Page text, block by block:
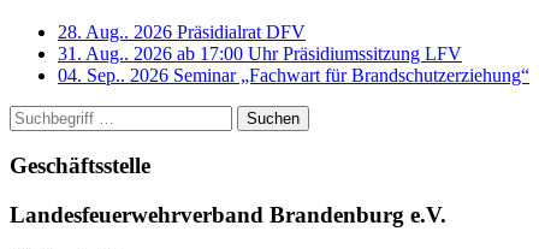
28. Aug.. 2026 Präsidialrat DFV
31. Aug.. 2026 ab 17:00 Uhr Präsidiumssitzung LFV
04. Sep.. 2026 Seminar „Fachwart für Brandschutzerziehung“
Suchen
Geschäftsstelle
Landesfeuerwehrverband Brandenburg e.V.